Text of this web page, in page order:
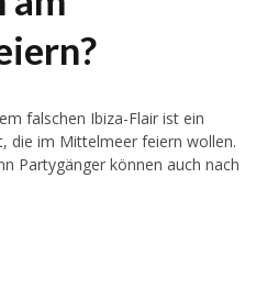
falschen Ibiza-Flair ist ein
die im Mittelmeer feiern wollen.
Partygänger können auch nach